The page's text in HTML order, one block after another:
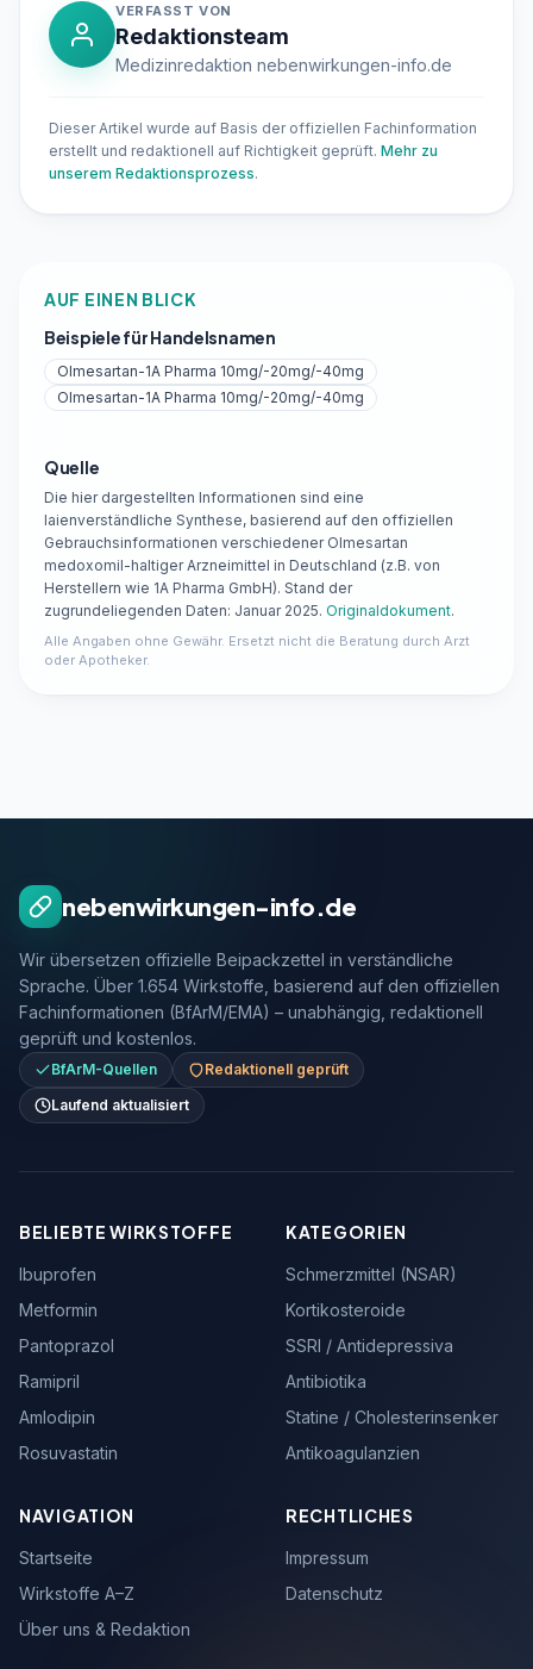
VERFASST VON
Redaktionsteam
Medizinredaktion nebenwirkungen-info.de
Dieser Artikel wurde auf Basis der offiziellen Fachinformation
erstellt und redaktionell auf Richtigkeit geprüft. Mehr zu
unserem Redaktionsprozess.
AUF EINEN BLICK
Beispiele für Handelsnamen
Olmesartan-1A Pharma 10mg/-20mg/-40mg
Olmesartan-1A Pharma 10mg/-20mg/-40mg
Quelle
Die hier dargestellten Informationen sind eine
laienverständliche Synthese, basierend auf den offiziellen
Gebrauchsinformationen verschiedener Olmesartan
medoxomil-haltiger Arzneimittel in Deutschland (z.B. von
Herstellern wie 1A Pharma GmbH). Stand der
zugrundeliegenden Daten: Januar 2025. Originaldokument.
Alle Angaben ohne Gewähr. Ersetzt nicht die Beratung durch Arzt
oder Apotheker.
nebenwirkungen-info.de
Wir übersetzen offizielle Beipackzettel in verständliche
Sprache. Über 1.654 Wirkstoffe, basierend auf den offiziellen
Fachinformationen (BfArM/EMA) – unabhängig, redaktionell
geprüft und kostenlos.
BfArM-Quellen
Redaktionell geprüft
Laufend aktualisiert
BELIEBTE WIRKSTOFFE
Ibuprofen
Metformin
Pantoprazol
Ramipril
Amlodipin
Rosuvastatin
KATEGORIEN
Schmerzmittel (NSAR)
Kortikosteroide
SSRI / Antidepressiva
Antibiotika
Statine / Cholesterinsenker
Antikoagulanzien
NAVIGATION
Startseite
Wirkstoffe A–Z
Über uns & Redaktion
RECHTLICHES
Impressum
Datenschutz